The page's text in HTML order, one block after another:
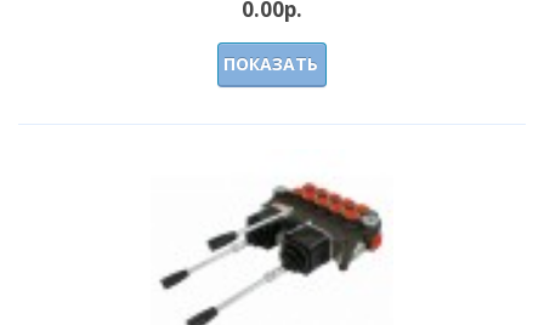
0.00р.
ПОКАЗАТЬ